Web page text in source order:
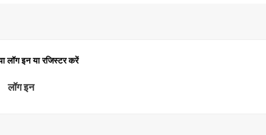
लॉग इन या रजिस्टर करें
लॉग इन